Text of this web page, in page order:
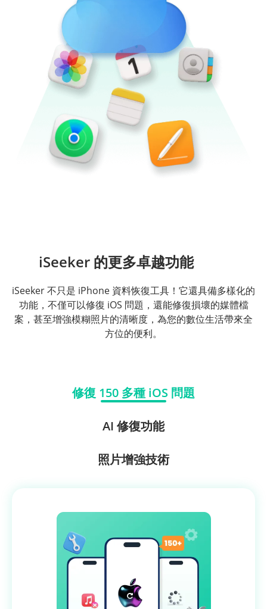
iSeeker 的更多卓越功能
iSeeker 不只是 iPhone 資料恢復工具！它還具備多樣化的
功能，不僅可以修復 iOS 問題，還能修復損壞的媒體檔
案，甚至增強模糊照片的清晰度，為您的數位生活帶來全
方位的便利。
修復 150 多種 iOS 問題
AI 修復功能
照片增強技術